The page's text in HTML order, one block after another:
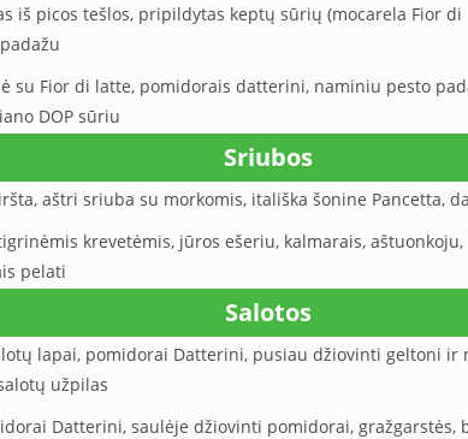
iš picos tešlos, pripildytas keptų sūrių (mocarela Fior
su Fior di latte, pomidorais datterini, naminiu pesto
DOP sūriu
Sriubos
aštri sriuba su morkomis, itališka šonine Pancetta,
krevetėmis, jūros ešeriu, kalmarais,
pelati
Salotos
lapai, pomidorai Datterini, pusiau džiovinti geltoni
užpilas
Datterini, saulėje džiovinti pomidorai, gražgarstės,